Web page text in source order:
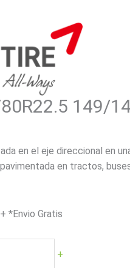
149/
en el eje direccional en
en tractos,
+ *Envio Gratis
+